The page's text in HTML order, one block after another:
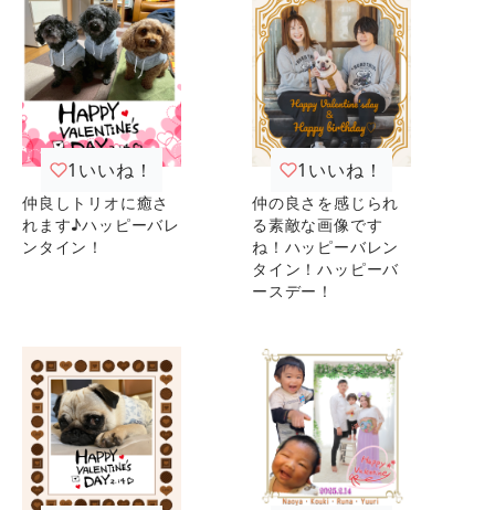
1 いいね！
仲良しトリオに癒さ
れます♪ハッピーバレ
ンタイン！
1 いいね！
仲の良さを感じられ
る素敵な画像です
ね！ハッピーバレン
タイン！ハッピーバ
ースデー！